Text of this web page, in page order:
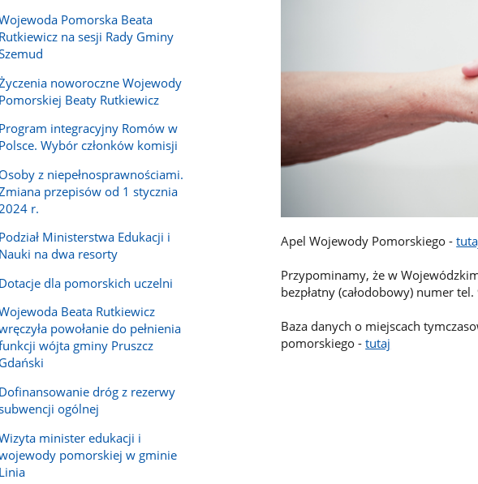
Pomorska Beata
Rutkiewicz na sesji Rady Gminy
noworoczne Wojewody
Pomorskiej Beaty Rutkiewicz
Program integracyjny Romów w
Polsce. Wybór członków komisji
Osoby z niepełnosprawnościami.
przepisów od 1 stycznia
2024 r.
Podział Ministerstwa Edukacji i
Nauki na dwa resorty
Dotacje dla pomorskich uczelni
Beata Rutkiewicz
powołanie do pełnienia
wójta gminy Pruszcz
Gdański
Dofinansowanie dróg z rezerwy
ogólnej
minister edukacji i
pomorskiej w gminie
Linia
Apel Wojewody Pomorskiego -
Przypominamy, że w
bezpłatny (całodobowy) numer tel.
Baza danych o miejscach
pomorskiego -tutaj